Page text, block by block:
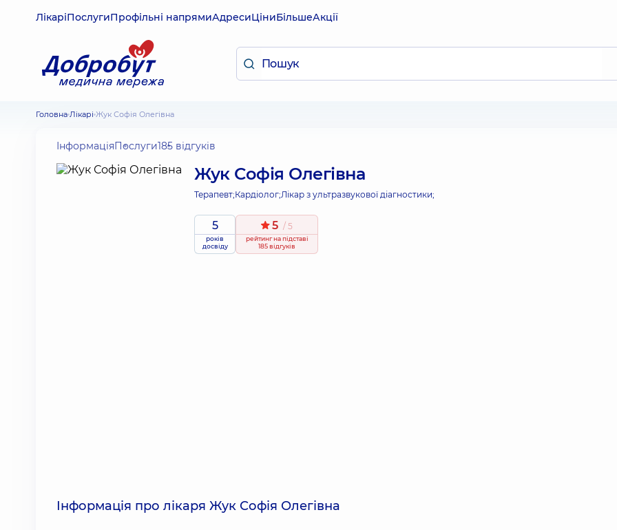
ЛікаріПослугиПрофільні напрямиАдресиЦіниБільшеАкції
Головна Лікарі Жук Софія Олегівна
ІнформаціяПослуги185 відгуків
Жук Софія Олегівна
Терапевт;Кардіолог;Лікар з ультразвукової діагностики;
5
років
досвіду
5 / 5
рейтингна підставі
185 відгуків
Інформація про лікаря Жук Софія Олегівна